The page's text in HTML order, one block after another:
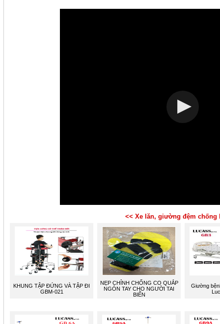
<< Xe lăn, giường đệm chống
KHUNG TẬP ĐỨNG VÀ TẬP ĐI
GBM-021
NẸP CHỈNH CHỐNG CO QUẮP
NGÓN TAY CHO NGƯỜI TAI
BIẾN
Giường